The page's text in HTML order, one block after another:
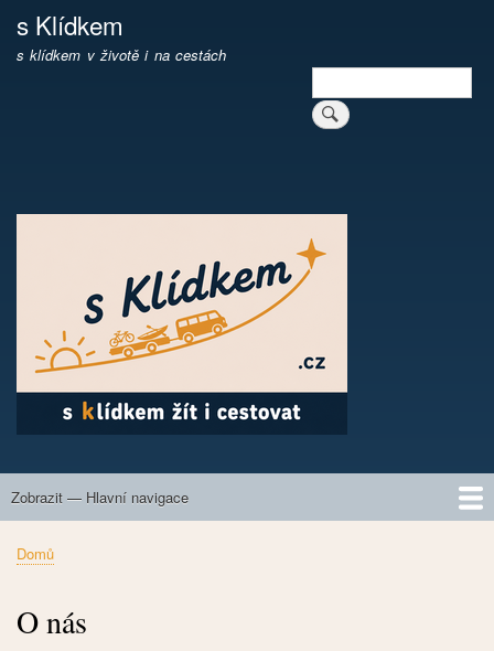
s Klídkem
s klídkem v životě i na cestách
Hledat
Hlavní
Zobrazit — Hlavní navigace
O nás
Připravované akce
Výběr z realizovaných akcí
Jak na velké kopce
Zdolaná horská sedla
Drobečková
Domů
O nás